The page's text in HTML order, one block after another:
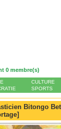
0 membre(s)
CULTURE
SPORTS
Bitongo